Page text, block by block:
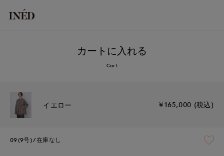
カートに入れる
Cart
イエロー ￥165,000 (税込)
09(9号) 在庫なし